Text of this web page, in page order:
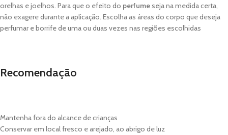
orelhas e joelhos. Para que o efeito do perfumeseja na medida certa,
não exagere durante a aplicação. Escolha as áreas do corpo que deseja
perfumar e borrife de uma ou duas vezes nas regiões escolhidas
Recomendação
Mantenha fora do alcance de crianças
Conservar em local fresco e arejado, ao abrigo de luz